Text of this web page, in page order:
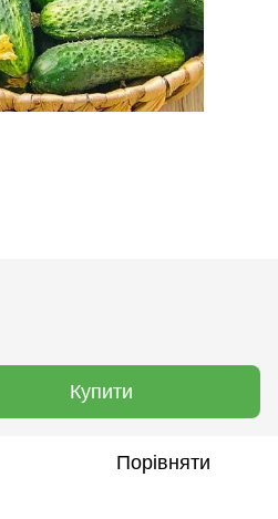
Купити
Порівняти